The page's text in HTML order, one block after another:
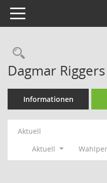
Toggle navigation
Dagmar Riggers
Informationen
Aktuell
Aktuell